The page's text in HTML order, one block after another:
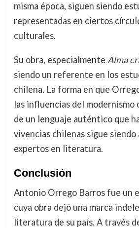
misma época, siguen siendo
representadas en ciertos
culturales.
Su obra, especialmente Alma
siendo un referente en los
chilena. La forma en que
las influencias del modernismo
de un lenguaje auténtico que
vivencias chilenas sigue siendo
expertos en literatura.
Conclusión
Antonio Orrego Barros fue un
cuya obra dejó una marca
literatura de su país. A través